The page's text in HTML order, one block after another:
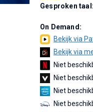
Gesproken taal:
On Demand:
Bekijk via
Bekijk via
Niet
Niet
Niet
Niet